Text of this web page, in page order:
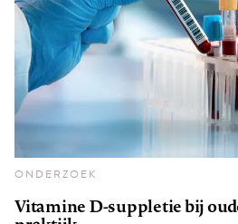
ONDERZOEK
Vitamine D-suppletie bij